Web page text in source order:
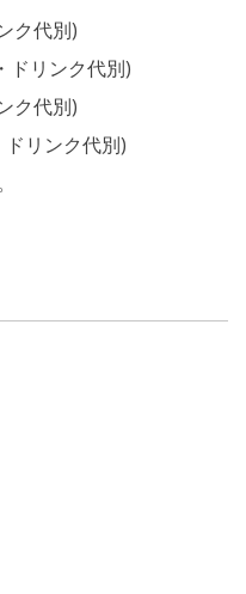
ク代別)
ドリンク代別)
ク代別)
ドリンク代別)